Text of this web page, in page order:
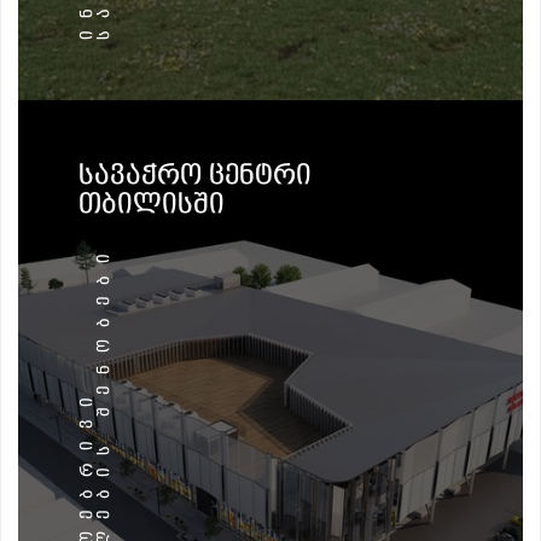
ᲡᲐᲕᲐᲭᲠᲝ ᲪᲔᲜᲢᲠᲘ
ᲗᲑᲘᲚᲘᲡᲨᲘ